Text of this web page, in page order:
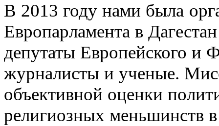
В 2013 году нами была
Европарламента в
депутаты Европейского и
журналисты и ученые.
объективной оценки
религиозных меньшинств